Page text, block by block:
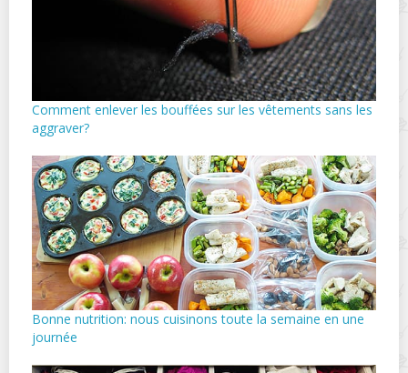
Comment enlever les bouffées sur les vêtements sans les
aggraver?
Bonne nutrition: nous cuisinons toute la semaine en une
journée